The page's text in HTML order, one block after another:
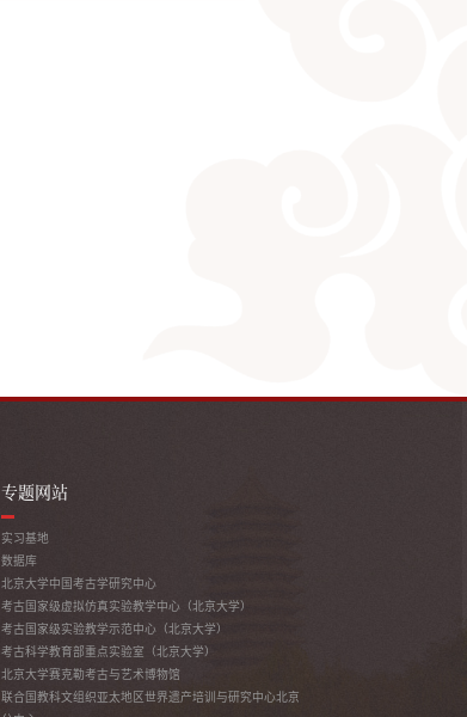
专题网站
实习基地
数据库
北京大学中国考古学研究中心
考古国家级虚拟仿真实验教学中心（北京大学）
考古国家级实验教学示范中心（北京大学）
考古科学教育部重点实验室（北京大学）
北京大学赛克勒考古与艺术博物馆
联合国教科文组织亚太地区世界遗产培训与研究中心北京